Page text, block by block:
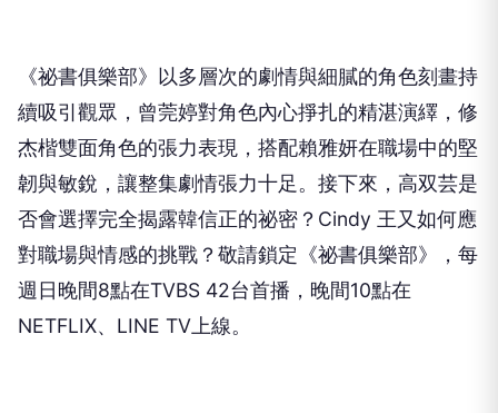
《祕書俱樂部》以多層次的劇情與細膩的角色刻畫持
續吸引觀眾， 曾莞婷對角色內心掙扎的精湛演繹，修
杰楷雙面角色的張力表現， 搭配賴雅妍在職場中的堅
韌與敏銳，讓整集劇情張力十足。接下來， 高双芸是
否會選擇完全揭露韓信正的祕密？ Cindy 王又如何應
對職場與情感的挑戰？敬請鎖定《祕書俱樂部》， 每
週日晚間8點在TVBS 42台首播，晚間10點在
NETFLIX、 LINE TV 上線。